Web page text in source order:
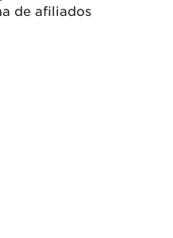
de afiliados